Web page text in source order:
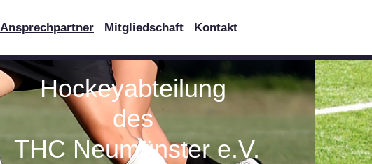
Ansprechpartner Mitgliedschaft Kontakt
Hockeyabteilung
des
THC Neumünster e.V.